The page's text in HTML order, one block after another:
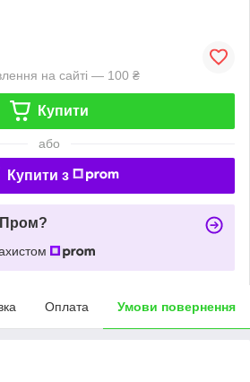
на сайті — 100 ₴
Купити
або
Купити з
Пром?
Оплата Умови повернення